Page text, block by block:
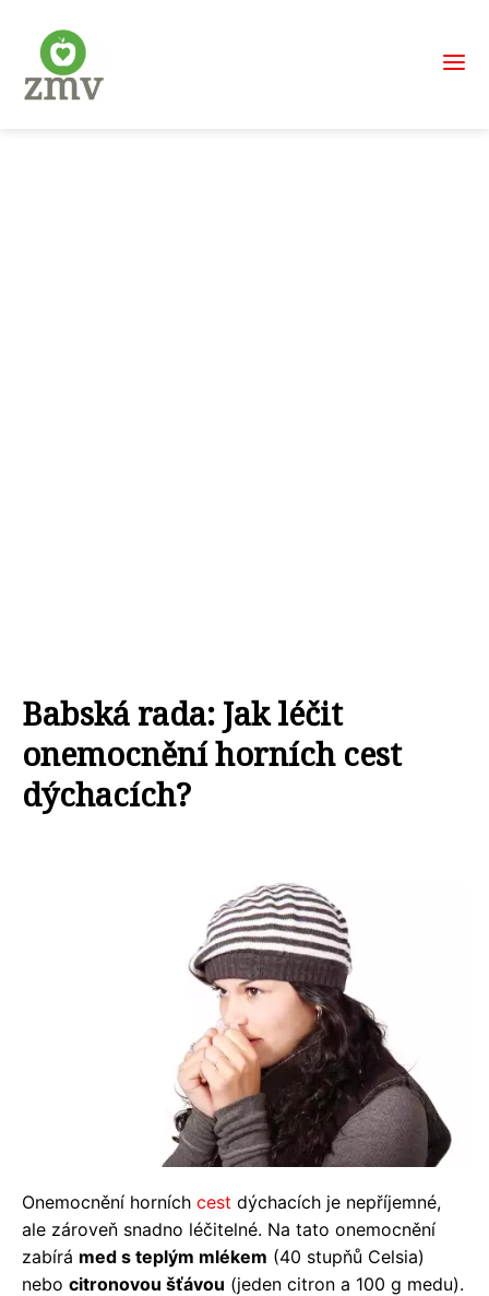
Babská rada: Jak léčit
onemocnění horních cest
dýchacích?
Onemocnění horních cest dýchacích je nepříjemné,
ale zároveň snadno léčitelné. Na tato onemocnění
zabírá med s teplým mlékem (40 stupňů Celsia)
nebo citronovou šťávou (jeden citron a 100 g medu).